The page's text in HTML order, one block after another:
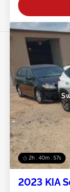
2h : 40m : 54s
2023 KIA